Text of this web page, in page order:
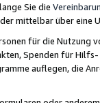
Sie die
mittelbar über eine
für die Nutzung
Spenden für
auflegen, die